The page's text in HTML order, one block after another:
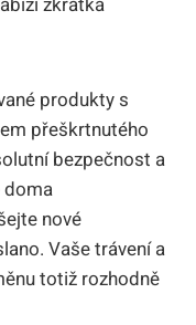
produkty s
přeškrtnutého
bezpečnost a
doma
nové
Vaše trávení a
totiž rozhodně